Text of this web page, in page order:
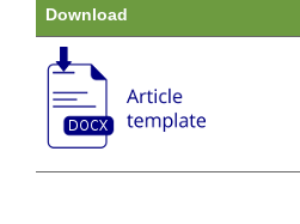
Download